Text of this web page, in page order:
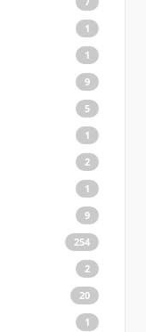
1
1
9
5
1
2
1
9
254
2
20
1